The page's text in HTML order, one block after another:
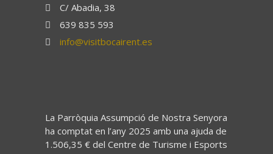
C/ Abadia, 38
639 835 593
info@visitbocairent.es
La Parròquia Assumpció de Nostra Senyora
ha comptat en l’any 2025 amb una ajuda de
1.506,35 € del Centre de Turisme i Esports